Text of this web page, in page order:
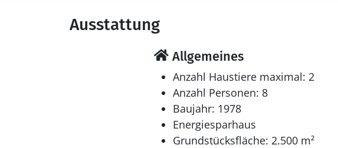
Ausstattung
Allgemeines
Anzahl Haustiere maximal: 2
Anzahl Personen: 8
Baujahr: 1978
Energiesparhaus
Grundstücksfläche: 2.500 m²